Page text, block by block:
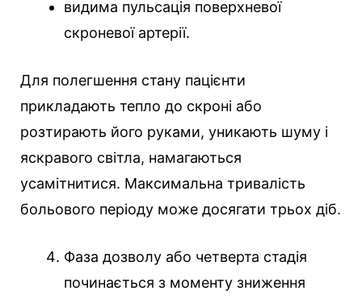
видима пульсація поверхневої
скроневої артерії.
Для полегшення стану пацієнти
прикладають тепло до скроні або
розтирають його руками, уникають шуму і
яскравого світла, намагаються
усамітнитися. Максимальна тривалість
больового періоду може досягати трьох діб.
Фаза дозволу або четверта стадія
починається з моменту зниження